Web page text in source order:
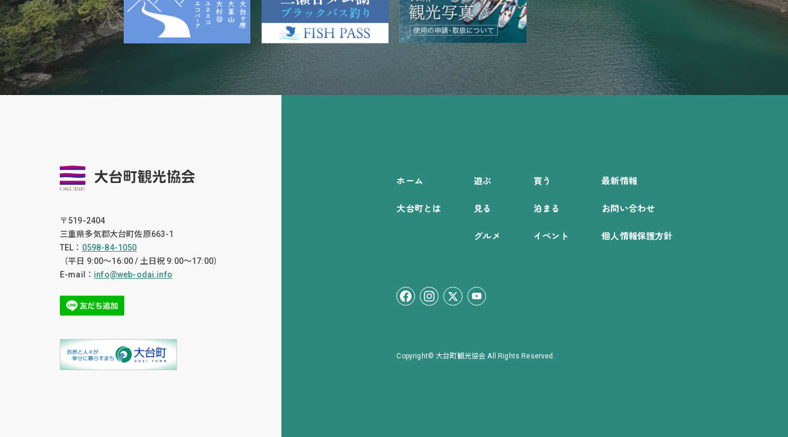
〒519-2404
三重県多気郡大台町佐原663-1
TEL： 0598-84-1050
（平日 9:00〜16:00 / 土日祝 9:00〜17:00）
E-mail： info@web-odai.info
ホーム
大台町とは
遊ぶ
見る
グルメ
買う
泊まる
イベント
最新情報
お問い合わせ
個人情報保護方針
Copyright© 大台町観光協会 All Rights Reserved.